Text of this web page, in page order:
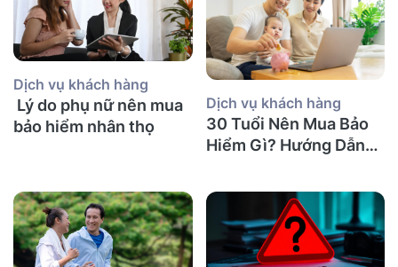
Dịch vụ khách hàng
Lý do phụ nữ nên mua
bảo hiểm nhân thọ
Dịch vụ khách hàng
30 Tuổi Nên Mua Bảo
Hiểm Gì? Hướng Dẫn